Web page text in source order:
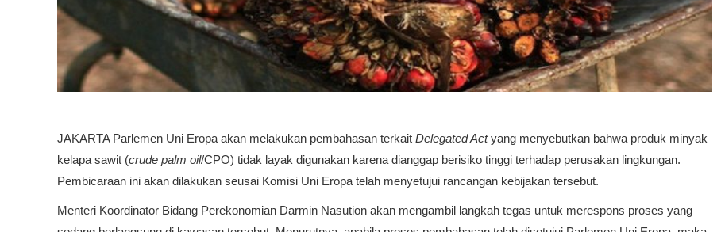
JAKARTA Parlemen Uni Eropa akan melakukan pembahasan terkait Delegated Actyang menyebutkan bahwa produk minyak
kelapa sawit (crude palm oil/CPO) tidak layak digunakan karena dianggap berisiko tinggi terhadap perusakan lingkungan.
Pembicaraan ini akan dilakukan seusai Komisi Uni Eropa telah menyetujui rancangan kebijakan tersebut.
Menteri Koordinator Bidang Perekonomian Darmin Nasution akan mengambil langkah tegas untuk merespons proses yang